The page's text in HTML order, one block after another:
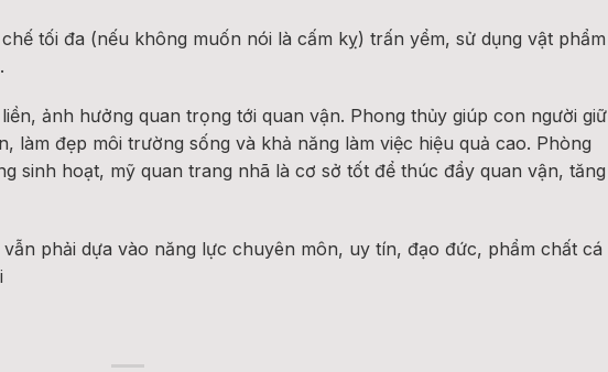
tối đa (nếu không muốn nói là cấm kỵ) trấn yểm, sử dụng vật phẩm
ảnh hưởng quan trọng tới quan vận. Phong thủy giúp con người giữ
làm đẹp môi trường sống và khả năng làm việc hiệu quả cao. Phòng
sinh hoạt, mỹ quan trang nhã là cơ sở tốt để thúc đẩy quan vận, tăng
phải dựa vào năng lực chuyên môn, uy tín, đạo đức, phẩm chất cá